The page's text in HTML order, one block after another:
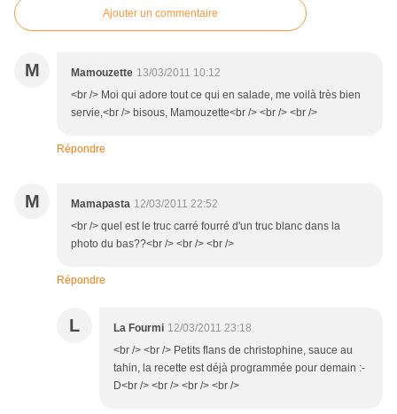
Ajouter un commentaire
M Mamouzette 13/03/2011 10:12
<br /> Moi qui adore tout ce qui en salade, me voilà très bien
servie,<br /> bisous, Mamouzette<br /> <br /> <br />
Répondre
M Mamapasta 12/03/2011 22:52
<br /> quel est le truc carré fourré d'un truc blanc dans la
photo du bas??<br /> <br /> <br />
Répondre
L La Fourmi 12/03/2011 23:18
<br /> <br /> Petits flans de christophine, sauce au
tahin, la recette est déjà programmée pour demain :-
D<br /> <br /> <br /> <br />